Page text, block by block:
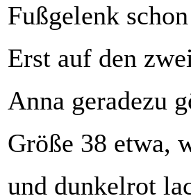
Fußgelenk
Erst auf den
Anna geradezu
Größe 38 etwa,
und dunkelrot